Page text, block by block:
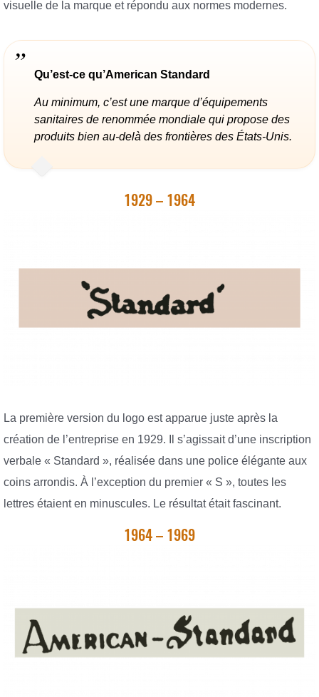
visuelle de la marque et répondu aux normes modernes.
Qu’est-ce qu’American Standard
Au minimum, c’est une marque d’équipements
sanitaires de renommée mondiale qui propose des
produits bien au-delà des frontières des États-Unis.
1929 – 1964
La première version du logo est apparue juste après la
création de l’entreprise en 1929. Il s’agissait d’une inscription
verbale « Standard », réalisée dans une police élégante aux
coins arrondis. À l’exception du premier « S », toutes les
lettres étaient en minuscules. Le résultat était fascinant.
1964 – 1969